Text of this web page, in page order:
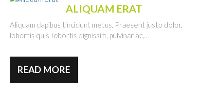
ALIQUAM ERAT
Aliquam dapibus tincidunt metus. Praesent justo dolor,
lobortis quis, lobortis dignissim, pulvinar ac,…
READ MORE